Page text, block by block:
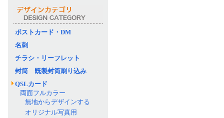
ポストカード・DM
名刺
チラシ・リーフレット
封筒 既製封筒刷り込み
QSLカード
両面フルカラー
無地からデザインする
オリジナル写真用